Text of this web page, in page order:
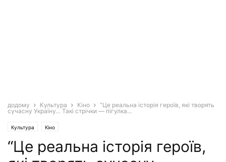
додому Культура Кіно
“Це реальна історія героїв, які творять
сучасну Україну… Такі стрічки — пігулка...
Культура Кіно
“Це реальна історія героїв,